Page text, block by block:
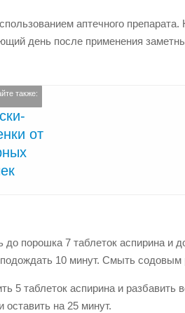
аптечного
день после применения
также:
от
порошка 7 таблеток аспирина и
10 минут. Смыть
5 таблеток аспирина и
оставить на 25 минут.